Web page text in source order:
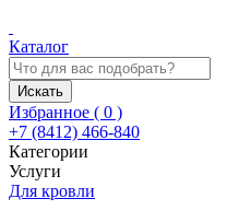
Каталог
Искать
Избранное ( 0 )
+7 (8412) 466-840
Категории
Услуги
Для кровли